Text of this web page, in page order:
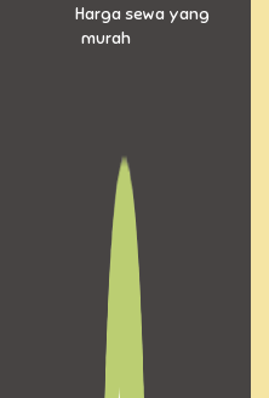
Harga sewa yang
murah